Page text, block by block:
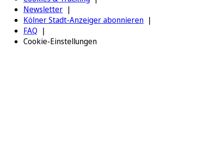
Newsletter
Kölner Stadt-Anzeiger abonnieren
FAQ
Cookie-Einstellungen